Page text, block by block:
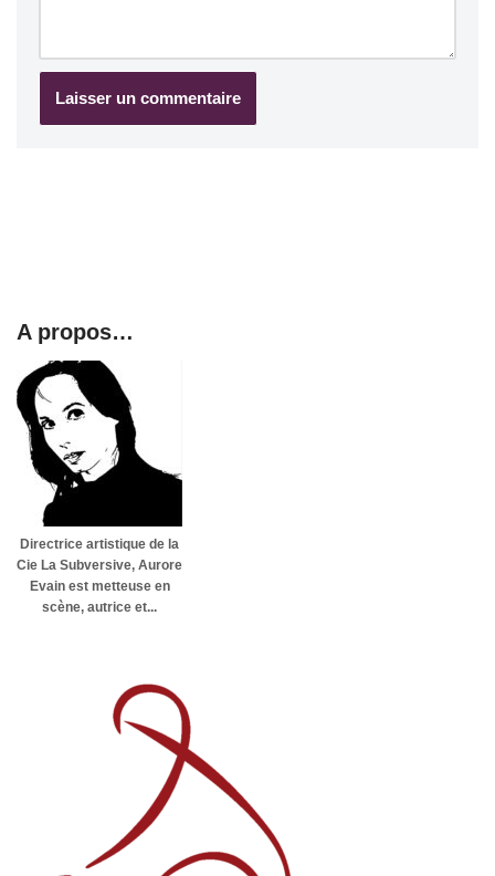
A propos…
Directrice artistique de la
Cie La Subversive, Aurore
Evain est metteuse en
scène, autrice et...